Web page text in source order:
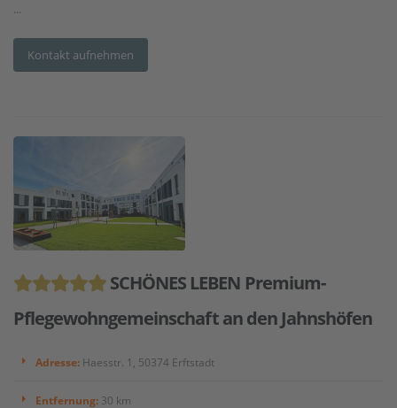
...
Kontakt aufnehmen
SCHÖNES LEBEN Premium-
Pflegewohngemeinschaft an den Jahnshöfen
Adresse: Haesstr. 1, 50374 Erftstadt
Entfernung: 30 km